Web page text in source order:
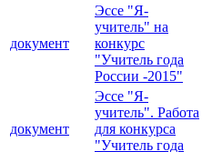
документ
Эссе "Я-
учитель" на
конкурс
"Учитель года
России -2015"
документ
Эссе "Я-
учитель". Работа
для конкурса
"Учитель года